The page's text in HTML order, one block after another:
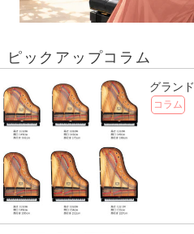
ピックアップコラム
グラン
コラム